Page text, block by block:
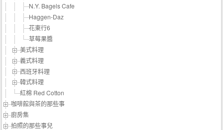
N.Y. Bagels Cafe
Haggen-Daz
花東行6
草莓果醬
美式料理
義式料理
西班牙料理
韓式料理
紅棉 Red Cotton
咖啡館與茶的那些事
廚房集
拍照的那些事兒